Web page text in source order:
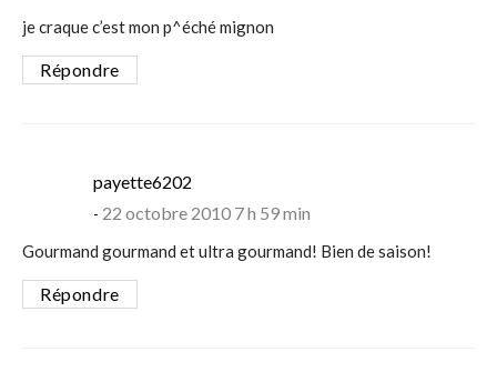
je craque c’est mon p^éché mignon
Répondre
payette6202
22 octobre 2010 7 h 59 min
Gourmand gourmand et ultra gourmand! Bien de saison!
Répondre